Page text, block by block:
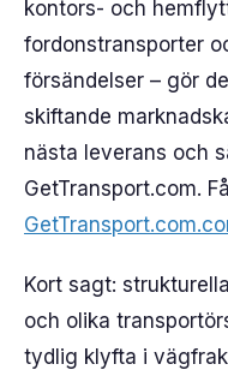
kontors- och
fordonstransporter
försändelser – gör
skiftande
nästa leverans och
GetTransport.com.
Kort sagt:
och olika
tydlig klyfta i